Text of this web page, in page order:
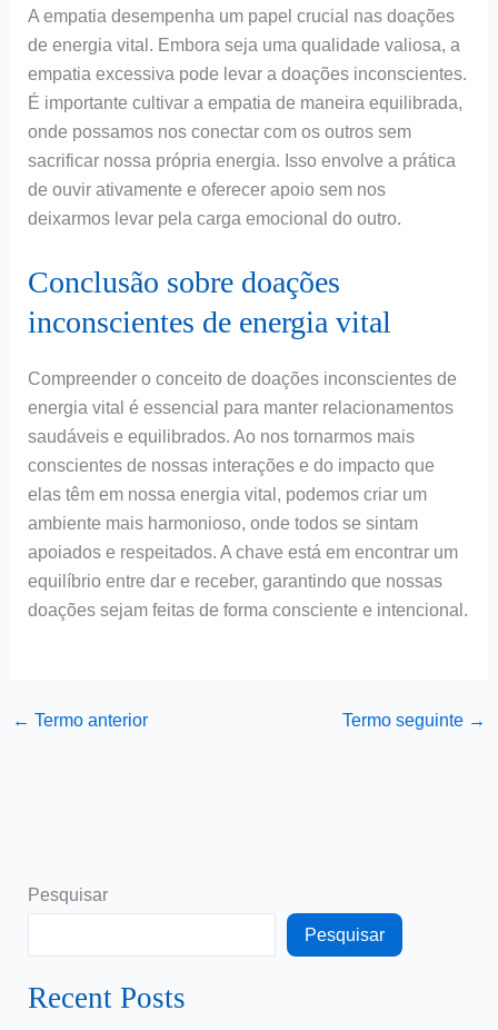
A empatia desempenha um papel crucial nas doações
de energia vital. Embora seja uma qualidade valiosa, a
empatia excessiva pode levar a doações inconscientes.
É importante cultivar a empatia de maneira equilibrada,
onde possamos nos conectar com os outros sem
sacrificar nossa própria energia. Isso envolve a prática
de ouvir ativamente e oferecer apoio sem nos
deixarmos levar pela carga emocional do outro.
Conclusão sobre doações
inconscientes de energia vital
Compreender o conceito de doações inconscientes de
energia vital é essencial para manter relacionamentos
saudáveis e equilibrados. Ao nos tornarmos mais
conscientes de nossas interações e do impacto que
elas têm em nossa energia vital, podemos criar um
ambiente mais harmonioso, onde todos se sintam
apoiados e respeitados. A chave está em encontrar um
equilíbrio entre dar e receber, garantindo que nossas
doações sejam feitas de forma consciente e intencional.
← Termo anterior Termo seguinte →
Pesquisar
Pesquisar
Recent Posts